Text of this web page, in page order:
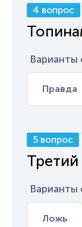
4 вопрос
Варианты
Правда
5 вопрос
Варианты
Ложь